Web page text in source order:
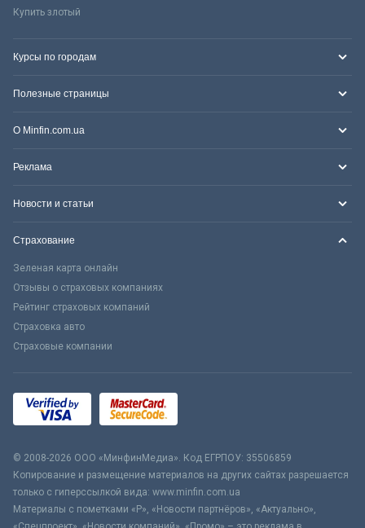
Купить злотый
Курсы по городам
Полезные страницы
О Minfin.com.ua
Реклама
Новости и статьи
Страхование
Зеленая карта онлайн
Отзывы о страховых компаниях
Рейтинг страховых компаний
Страховка авто
Страховые компании
© 2008-2026 ООО «МинфинМедиа». Код ЕГРПОУ: 35506859
Копирование и размещение материалов на других сайтах разрешается
только с гиперссылкой вида: www.minfin.com.ua
Материалы с пометками «Р», «Новости партнёров», «Актуально»,